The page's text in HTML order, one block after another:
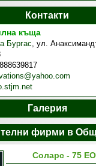
Контакти
къща
Бургас,ул.
Галерия
фирми в
Соларс - 75